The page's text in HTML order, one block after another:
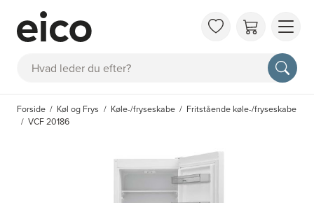
Søg
OM
FAQ
Forside Køl og Frys Køle-/fryseskabe
Fritstående køle-/fryseskabe
VCF 20186